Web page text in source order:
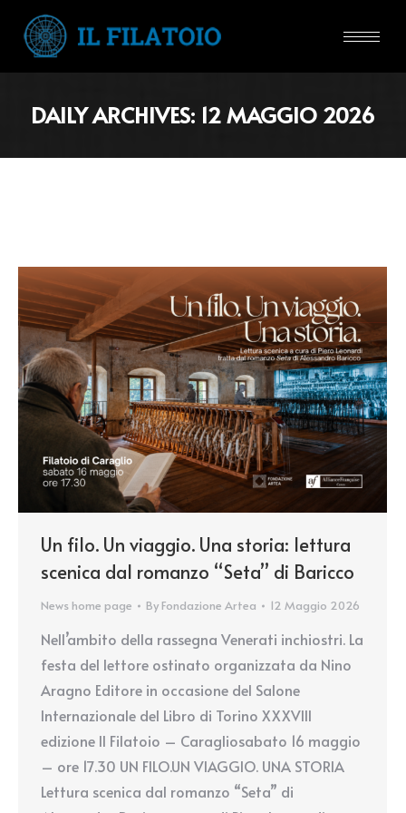
DAILY ARCHIVES: 12 MAGGIO 2026
Un filo. Un viaggio. Una storia: lettura
scenica dal romanzo “Seta” di Baricco
News home page By Fondazione Artea 12 Maggio 2026
Nell’ambito della rassegna Venerati inchiostri. La
festa del lettore ostinato organizzata da Nino
Aragno Editore in occasione del Salone
Internazionale del Libro di Torino XXXVIII
edizione Il Filatoio – Caragliosabato 16 maggio
– ore 17.30 UN FILO.UN VIAGGIO. UNA STORIA
Lettura scenica dal romanzo “Seta” di